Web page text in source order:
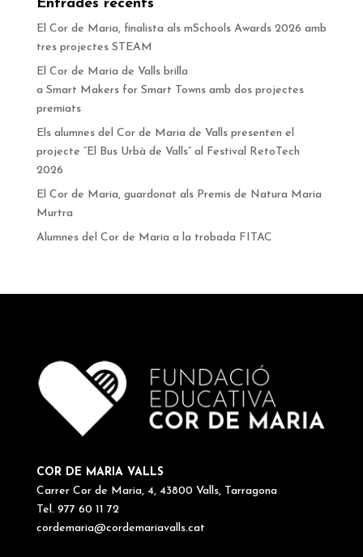
Entrades recents
El Cor de Maria, finalista als mSchools Awards 2026 amb
tres projectes STEAM
El Cor de Maria de Valls brilla
a Smart Makers for Smart Towns amb dos projectes
premiats
Els alumnes del Cor de Maria de Valls presenten el
projecte “El Bus Urbà de Valls” al Festival RetoTech
2026
El Cor de Maria, guardonat als Premis de Natura Maria
Murtra
Alumnes del Cor de Maria a la trobada FITAC
COR DE MARIA VALLS
Carrer Cor de Maria, 4, 43800 Valls, Tarragona
Tel. 977 60 11 72
cordemaria@cordemariavalls.cat